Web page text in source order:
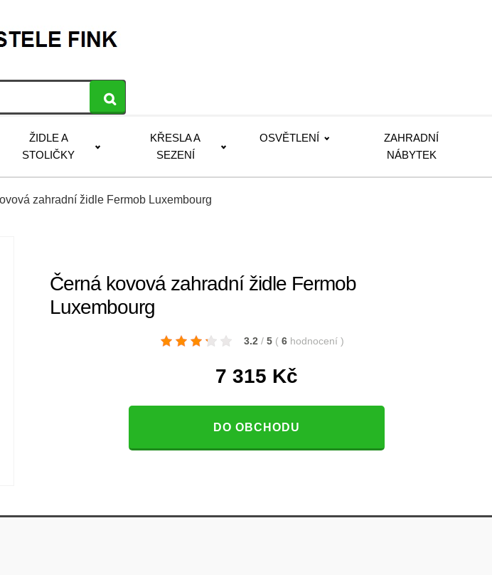
ŽIDLE A
STOLIČKY
KŘESLA A
SEZENÍ
OSVĚTLENÍ
ZAHRADNÍ
NÁBYTEK
zahradní židle Fermob Luxembourg
Černá kovová zahradní židle Fermob
Luxembourg
3.2 / 5 ( 6 hodnocení )
7 315 Kč
DO OBCHODU